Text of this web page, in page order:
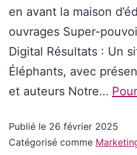
en avant la maison
ouvrages Super-
Digital Résultats : Un
Éléphants, avec
et auteurs Notre…
Publié le 26 février 2025
Catégorisé comme